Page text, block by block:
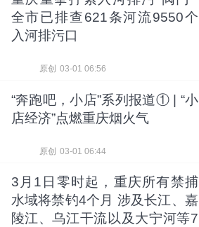
全市已排查621条河流9550个
入河排污口
03-01 06:56
原创
“奔跑吧，小店”系列报道① | “小
店经济”点燃重庆烟火气
03-01 06:44
原创
3月1日零时起，重庆所有禁捕
水域将禁钓4个月 涉及长江、嘉
陵江、乌江干流以及大宁河等7